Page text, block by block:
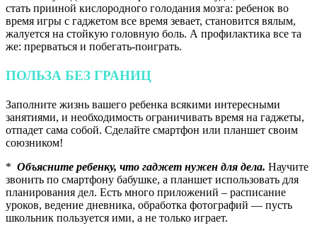
стать прииной кислородного голодания мозга: ребенок во
время игры с гаджетом все время зевает, становится вялым,
жалуется на стойкую головную боль. А профилактика все та
же: прерваться и побегать-поиграть.
ПОЛЬЗА БЕЗ ГРАНИЦ
Заполните жизнь вашего ребенка всякими интересными
занятиями, и необходимость ограничивать время на гаджеты,
отпадет сама собой. Сделайте смартфон или планшет своим
союзником!
* Объясните ребенку, что гаджет нужен для дела. Научите
звонить по смартфону бабушке, а планшет использовать для
планирования дел. Есть много приложений – расписание
уроков, ведение дневника, обработка фотографий — пусть
школьник пользуется ими, а не только играет.